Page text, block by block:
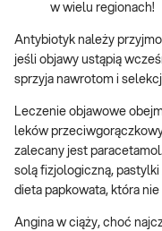
w wielu regionach!
Antybiotyk należy
jeśli objawy ustąpią
sprzyja nawrotom i
Leczenie objawowe
leków
zalecany jest
solą fizjologiczną,
dieta papkowata, która
Angina w ciąży, choć